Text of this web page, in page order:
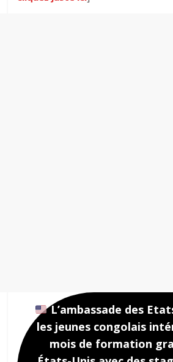
L’ambassade des
les jeunes congolais
mois de formation